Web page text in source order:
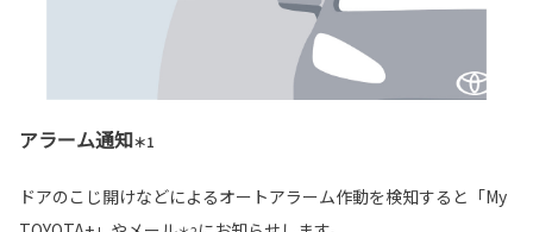
アラーム通知＊1
ドアのこじ開けなどによるオートアラーム作動を検知すると「My